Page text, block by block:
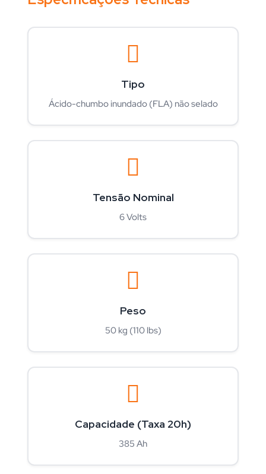
Tipo
Ácido-chumbo inundado (FLA) não selado
Tensão Nominal
6 Volts
Peso
50 kg (110 lbs)
Capacidade (Taxa 20h)
385 Ah